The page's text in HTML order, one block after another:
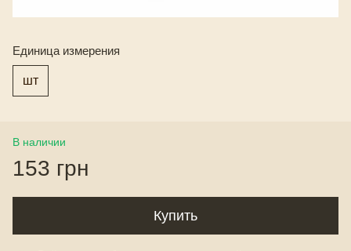
Единица измерения
шт
В наличии
153 грн
Купить